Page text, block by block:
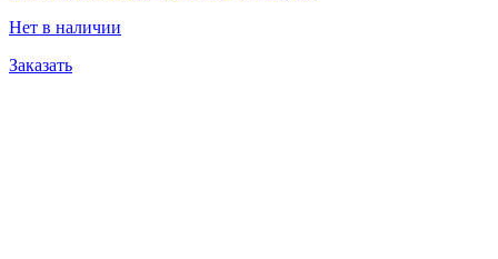
Нет в наличии
Заказать